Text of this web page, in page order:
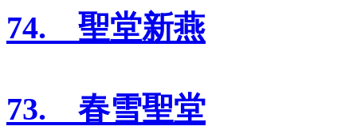
74. 聖堂新燕
73. 春雪聖堂